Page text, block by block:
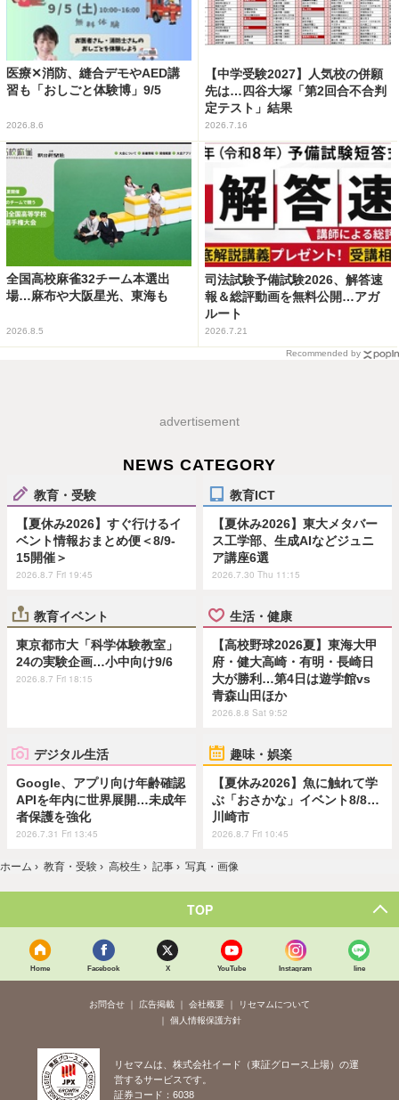
医療✕消防、縫合デモやAED講
習も「おしごと体験博」9/5
2026.8.6
【中学受験2027】人気校の併願
先は…四谷大塚「第2回合不合判
定テスト」結果
2026.7.16
全国高校麻雀32チーム本選出
場…麻布や大阪星光、東海も
2026.8.5
司法試験予備試験2026、解答速
報＆総評動画を無料公開…アガ
ルート
2026.7.21
Recommended by
advertisement
NEWS CATEGORY
教育・受験
【夏休み2026】すぐ行けるイ
ベント情報おまとめ便＜8/9-
15開催＞
2026.8.7 Fri 19:45
教育ICT
【夏休み2026】東大メタバー
ス工学部、生成AIなどジュニ
ア講座6選
2026.7.30 Thu 11:15
教育イベント
東京都市大「科学体験教室」
24の実験企画…小中向け9/6
2026.8.7 Fri 18:15
生活・健康
【高校野球2026夏】東海大甲
府・健大高崎・有明・長崎日
大が勝利…第4日は遊学館vs
青森山田ほか
2026.8.8 Sat 9:52
デジタル生活
Google、アプリ向け年齢確認
APIを年内に世界展開…未成年
者保護を強化
2026.7.31 Fri 13:45
趣味・娯楽
【夏休み2026】魚に触れて学
ぶ「おさかな」イベント8/8…
川崎市
2026.8.7 Fri 10:45
ホーム › 教育・受験 › 高校生 › 記事 › 写真・画像
TOP
Home Facebook X YouTube Instagram line
お問合せ 広告掲載 会社概要
リセマムについて
個人情報保護方針
リセマムは、株式会社イード（東証グロース上場）の運
営するサービスです。
証券コード：6038